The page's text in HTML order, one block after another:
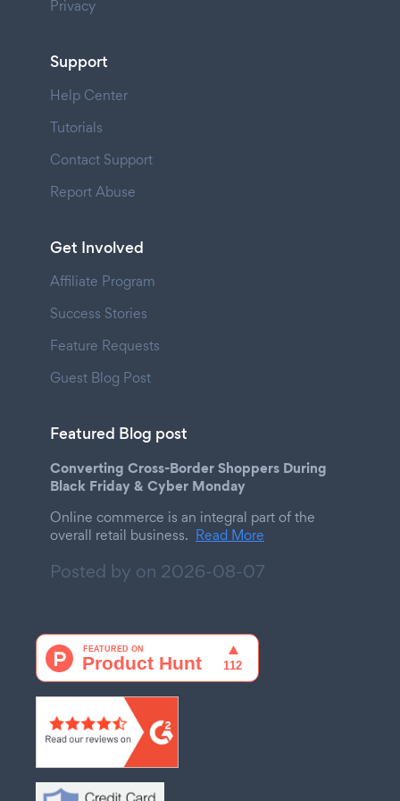
Privacy
Support
Help Center
Tutorials
Contact Support
Report Abuse
Get Involved
Affiliate Program
Success Stories
Feature Requests
Guest Blog Post
Featured Blog post
Converting Cross-Border Shoppers During
Black Friday & Cyber Monday
Online commerce is an integral part of the
overall retail business. Read More
Posted by on 2026-08-07